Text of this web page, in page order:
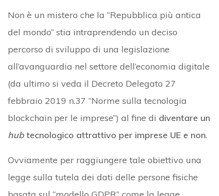
Non è un mistero che la “Repubblica più antica
del mondo” stia intraprendendo un deciso
percorso di sviluppo di una legislazione
all’avanguardia nel settore dell’economia digitale
(da ultimo si veda il Decreto Delegato 27
febbraio 2019 n.37 “Norme sulla tecnologia
blockchain per le imprese”) al fine di diventare un
hubtecnologico attrattivo per imprese UE e non.
Ovviamente per raggiungere tale obiettivo una
legge sulla tutela dei dati delle persone fisiche